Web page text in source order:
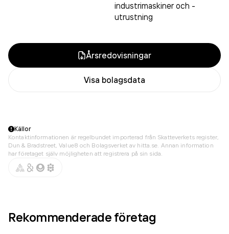
industrimaskiner och -
utrustning
Årsredovisningar
Visa bolagsdata
Källor
Kontaktinformationen är regelbundet importerad från Skatteverkets register,
Dun & Bradstreet, Value8 och Bolagsverket av hitta.se. Annan information
har företaget själv möjligheten att registrera på sin sida.
Rekommenderade företag